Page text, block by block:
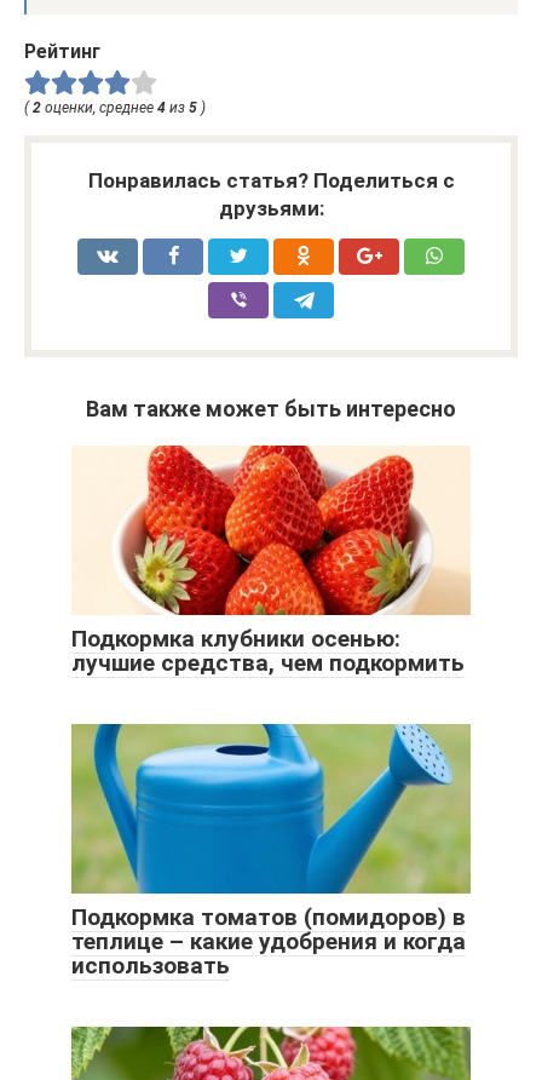
Рейтинг
( 2 оценки, среднее 4 из 5 )
Понравилась статья? Поделиться с
друзьями:
Вам также может быть интересно
Подкормка клубники осенью:
лучшие средства, чем подкормить
Подкормка томатов (помидоров) в
теплице – какие удобрения и когда
использовать